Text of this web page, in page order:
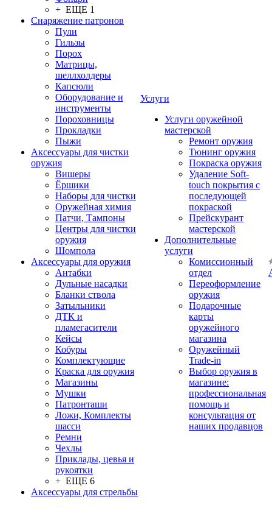
+ ЕЩЕ 1
Снаряжение патронов
Пули
Гильзы
Порох
Матрицы,
шеллхолдеры
Капсюли
Оборудование и
инструменты
Пороховницы
Прокладки
Пыжи
Аксессуары для чистки
оружия
Вишеры
Ёршики
Наборы для чистки
Оружейная химия
Патчи, Тампоны
Центры для чистки
оружия
Шомпола
Аксессуары для оружия
Антабки
Дульные насадки
Бланки ствола
Затыльники
ДТК и
пламегасители
Кейсы
Кобуры
Комплектующие
Краска для оружия
Магазины
Мушки
Патронташи
Ложи, Комплекты
шасси
Ремни
Чехлы
Приклады, цевья и
рукоятки
+ ЕЩЕ 6
Аксессуары для стрельбы
Услуги
Услуги оружейной
мастерской
Ремонт оружия
Тюнинг оружия
Покраска оружия
Удаление Soft-
touch покрытия с
последующей
покраской
Прейскурант
мастерской
Дополнительные
услуги
Комиссионный
отдел
Переоформление
оружия
Подарочные
карты
оружейного
магазина
Оружейный
Trade-in
Выбор оружия в
магазине:
профессиональная
помощь и
консультация от
наших продавцов